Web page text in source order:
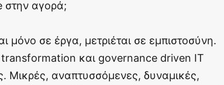
στην αγορά;
μόνο σε έργα, μετριέται σε εμπιστοσύνη.
και governance driven IT
Μικρές, αναπτυσσόμενες, δυναμικές,